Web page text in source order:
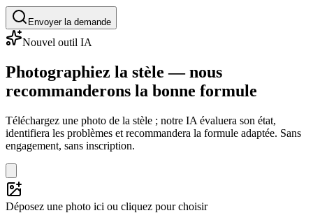
Envoyer la demande
Nouvel outil IA
Photographiez la stèle — nous
recommanderons la bonne formule
Téléchargez une photo de la stèle ; notre IA évaluera son état,
identifiera les problèmes et recommandera la formule adaptée. Sans
engagement, sans inscription.
Déposez une photo ici ou cliquez pour choisir